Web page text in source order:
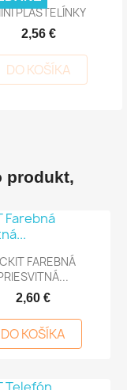
PLASTELÍNKY
2,56 €
DO KOŠÍKA
produkt,
FAREBNÁ
2,60 €
DO KOŠÍKA